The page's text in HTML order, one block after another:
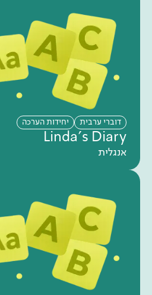
דוברי ערבית יחידות הערכה
Linda's Diary
אנגלית